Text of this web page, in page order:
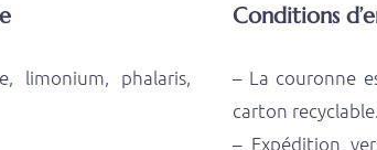
limonium, phalaris,
Conditions
– La couronne
carton recyclable.
– Expédition